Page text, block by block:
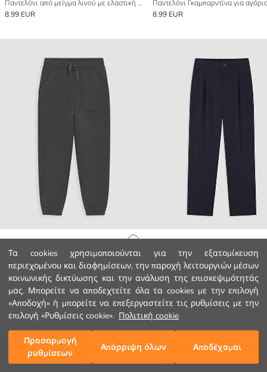
Τα cookies χρησιμοποιούνται για την εξατομίκευση
περιεχομένου και διαφημίσεων, την παροχή λειτουργιών μέσων
κοινωνικής δικτύωσης και την ανάλυση της επισκεψιμότητάς
μας. Μπορείτε να αποδεχτείτε όλα τα cookies με την επιλογή
«Αποδοχή» ή μπορείτε να επεξεργαστείτε τις ρυθμίσεις με την
επιλογή «Ρυθμίσεις cookie». Πολιτική cookie
Προσαρμογή
ρυθμίσεων
Απόρριψη όλων Αποδέχομαι
Αρχική Σελίδα
Κατηγορίες
Το Καλάθι μου
Παντελόνι από μείγμα λινού με ελαστική μέση για αγόρια
8.99 EUR
Παντελόνι Γκαμπαρντίνα για
8.99 EUR
Παντελόνι Jogger για αγόρια
6.99 EUR
Κανονική Εφαρμογή Παντελόνι για
14.99 EUR
1 /